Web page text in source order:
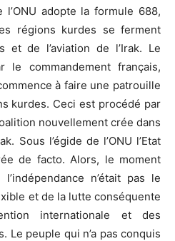
adopte la formule 688,
régions kurdes se ferment
et de l’aviation de l’Irak. Le
le commandement français,
à faire une patrouille
kurdes. Ceci est procédé par
nouvellement crée dans
Sous l’égide de l’ONU l’Etat
de facto. Alors, le moment
n’était pas le
et de la lutte conséquente
internationale et des
Le peuple qui n’a pas conquis